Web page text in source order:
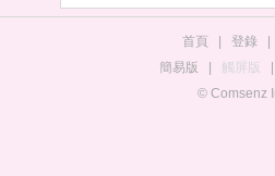
首頁 登錄
簡易版
觸屏版
© Comsenz